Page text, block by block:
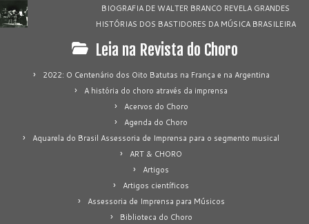
BIOGRAFIA DE WALTER BRANCO REVELA GRANDES
HISTÓRIAS DOS BASTIDORES DA MÚSICA BRASILEIRA
Leia na Revista do Choro
2022: O Centenário dos Oito Batutas na França e na Argentina
A história do choro através da imprensa
Acervos do Choro
Agenda do Choro
Aquarela do Brasil Assessoria de Imprensa para o segmento musical
ART & CHORO
Artigos
Artigos científicos
Assessoria de Imprensa para Músicos
Biblioteca do Choro